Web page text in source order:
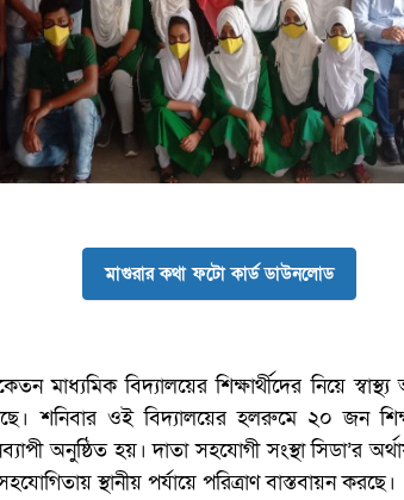
মাগুরার কথা ফটো কার্ড ডাউনলোড
মাধ্যমিক বিদ্যালয়ের শিক্ষার্থীদের নিয়ে
শনিবার ওই বিদ্যালয়ের হলরুমে ২০ জন
অনুষ্ঠিত হয়। দাতা সহযোগী সংস্থা সিডা’র
স্থানীয় পর্যায়ে পরিত্রাণ বাস্তবায়ন করছে।